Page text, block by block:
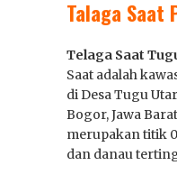
Talaga Saat
Telaga Saat
Saat adalah
di Desa Tugu
Bogor, Jawa
merupakan titik
dan danau